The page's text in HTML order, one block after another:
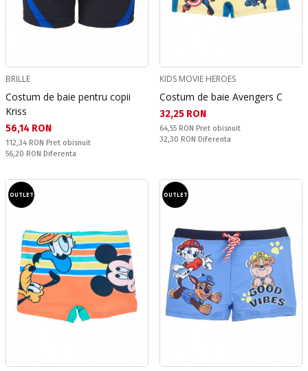
BRILLE
Costum de baie pentru copii
Kriss
Текуща цена:
56,14 RON
Pret obisnuit:
112,34 RON Pret obisnuit
Спестявате:
56,20 RON Diferenta
KIDS MOVIE HEROES
Costum de baie Avengers C
Текуща цена:
32,25 RON
Pret obisnuit:
64,55 RON Pret obisnuit
Спестявате:
32,30 RON Diferenta
OUTLET OUTLET